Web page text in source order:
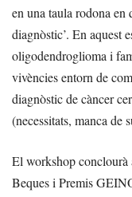
en una taula rodona en
diagnòstic’. En aquest
oligodendroglioma i
vivències entorn de
diagnòstic de càncer
(necessitats, manca de
El workshop conclourà
Beques i Premis